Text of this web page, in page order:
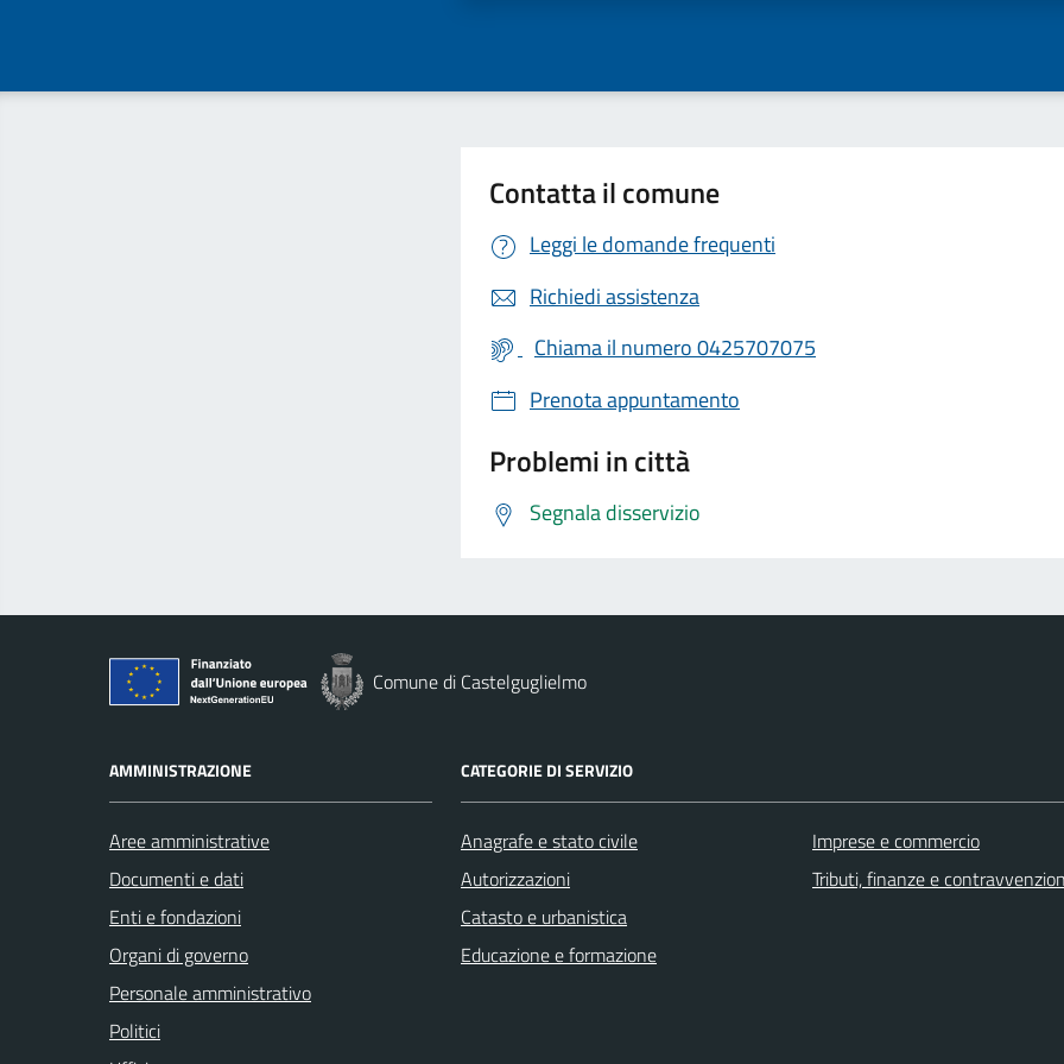
Contatta il comune
Leggi le domande frequenti
Richiedi assistenza
Chiama il numero 0425707075
Prenota appuntamento
Problemi in città
Segnala disservizio
Comune di Castelguglielmo
AMMINISTRAZIONE
Aree amministrative
Documenti e dati
Enti e fondazioni
Organi di governo
Personale amministrativo
Politici
CATEGORIE DI SERVIZIO
Anagrafe e stato civile
Autorizzazioni
Catasto e urbanistica
Educazione e formazione
Imprese e commercio
Tributi, finanze e